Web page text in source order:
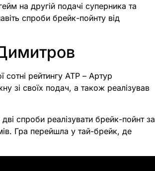
на другій подачі суперника та
спроби брейк-пойнту від
рейтингу ATP – Артур
зі своїх подач, а також реалізував
спроби реалізувати брейк-пойнт за
Гра перейшла у тай-брейк, де